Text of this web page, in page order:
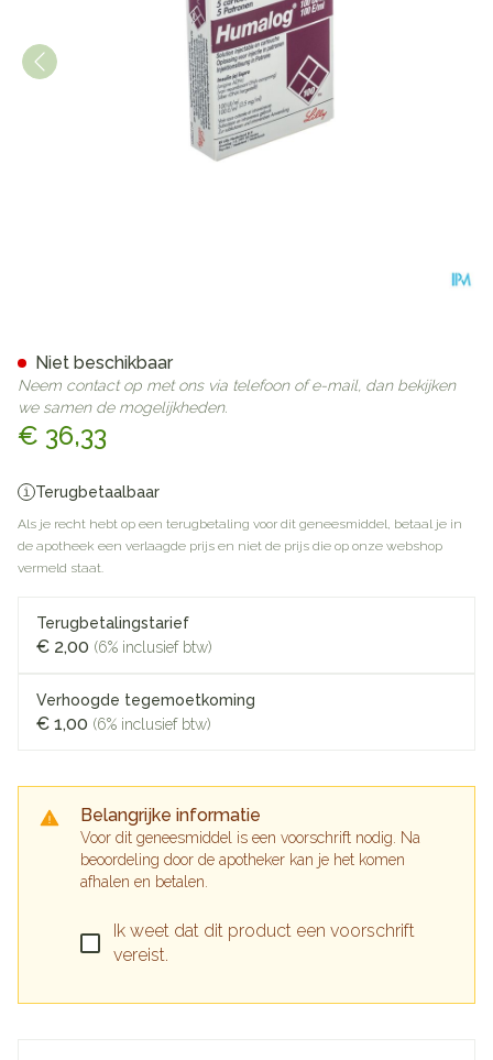
€ 36,33
Terugbetaalbaar
Als je recht hebt op een terugbetaling voor dit geneesmiddel, betaal je in
de apotheek een verlaagde prijs en niet de prijs die op onze webshop
vermeld staat.
Terugbetalingstarief
€ 2,00 (6% inclusief btw)
Verhoogde tegemoetkoming
€ 1,00 (6% inclusief btw)
Belangrijke informatie
Voor dit geneesmiddel is een voorschrift nodig. Na
beoordeling door de apotheker kan je het komen
afhalen en betalen.
Ik weet dat dit product een voorschrift
vereist.
Niet beschikbaar
Neem contact op met ons via telefoon of e-mail, dan bekijken
we samen de mogelijkheden.